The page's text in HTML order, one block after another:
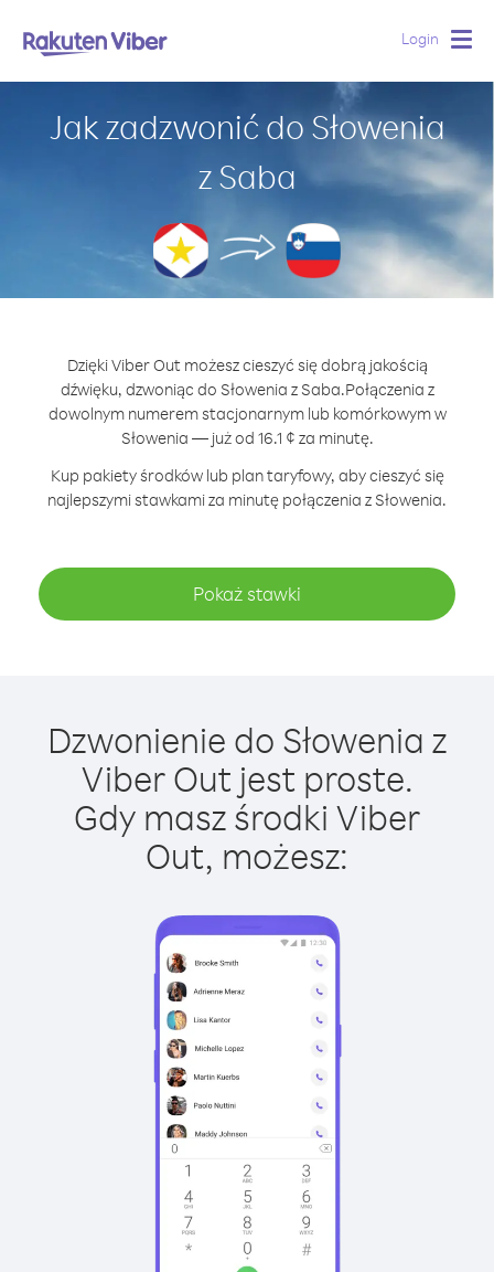
Login
Jak zadzwonić do Słowenia
z Saba
Dzięki Viber Out możesz cieszyć się dobrą jakością
dźwięku, dzwoniąc do Słowenia z Saba.Połączenia z
dowolnym numerem stacjonarnym lub komórkowym w
Słowenia — już od 16.1 ¢ za minutę.
Kup pakiety środków lub plan taryfowy, aby cieszyć się
najlepszymi stawkami za minutę połączenia z Słowenia.
Pokaż stawki
Dzwonienie do Słowenia z
Viber Out jest proste.
Gdy masz środki Viber
Out, możesz: